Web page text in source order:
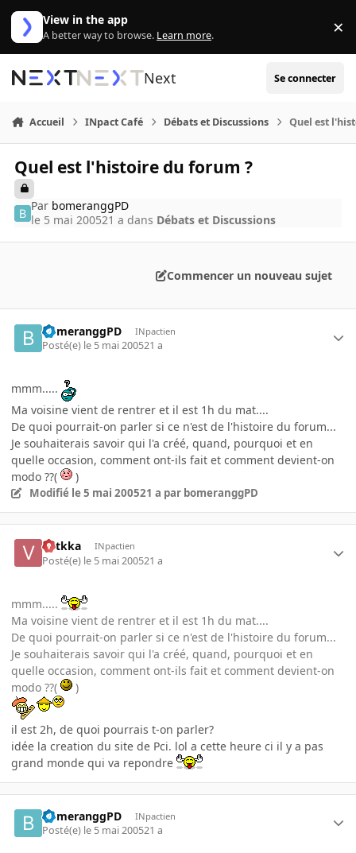
Aller au contenu
View in the app
A better way to browse. Learn more. ×
Next Se connecter
Accueil INpact Café Débats et Discussions Quel est
Quel est l'histoire du forum ?
Par bomeranggPD
le 5 mai 200521 a dans Débats et Discussions
Commencer un nouveau sujet
bomeranggPD INpactien
Posté(e) le 5 mai 200521 a
mmm.....
Ma voisine vient de rentrer et il est 1h du mat....
De quoi pourrait-on parler si ce n'est de l'histoire du forum...
Je souhaiterais savoir qui l'a créé, quand, pourquoi et en
quelle occasion, comment ont-ils fait et comment devient-on
modo ??(
)
Modifié le 5 mai 200521 a par bomeranggPD
votkka INpactien
Posté(e) le 5 mai 200521 a
mmm.....
Ma voisine vient de rentrer et il est 1h du mat....
De quoi pourrait-on parler si ce n'est de l'histoire du forum...
Je souhaiterais savoir qui l'a créé, quand, pourquoi et en
quelle occasion, comment ont-ils fait et comment devient-on
modo ??(
)
il est 2h, de quoi pourrais t-on parler?
idée la creation du site de Pci. lol a cette heure ci il y a pas
grand monde qui va repondre
bomeranggPD INpactien
Posté(e) le 5 mai 200521 a